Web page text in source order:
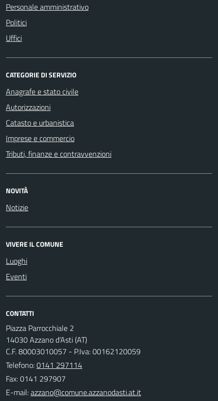
Personale amministrativo
Politici
Uffici
CATEGORIE DI SERVIZIO
Anagrafe e stato civile
Autorizzazioni
Catasto e urbanistica
Imprese e commercio
Tributi, finanze e contravvenzioni
NOVITÀ
Notizie
VIVERE IL COMUNE
Luoghi
Eventi
CONTATTI
Piazza Parrocchiale 2
14030 Azzano d'Asti (AT)
C.F. 80003010057 - P.Iva: 00162120059
Telefono:0141 297114
Fax: 0141 297907
E-mail: